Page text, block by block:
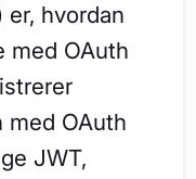
er, hvordan
med OAuth
med OAuth
JWT,